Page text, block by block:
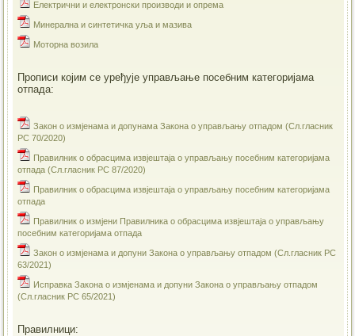
Електрични и електронски производи и опрема
Минерална и синтетичка уља и мазива
Моторна возила
Прописи којим се уређује управљање посебним категоријама
отпада:
Закон о измјенама и допунама Закона о управљању отпадом (Сл.гласник
РС 70/2020)
Правилник о обрасцима извјештаја о управљању посебним категоријама
отпада (Сл.гласник РС 87/2020)
Правилник о обрасцима извјештаја о управљању посебним категоријама
отпада
Правилник о измјени Правилника о обрасцима извјештаја о управљању
посебним категоријама отпада
Закон о измјенама и допуни Закона о управљању отпадом (Сл.гласник РС
63/2021)
Исправка Закона о измјенама и допуни Закона о управљању отпадом
(Сл.гласник РС 65/2021)
Правилници: